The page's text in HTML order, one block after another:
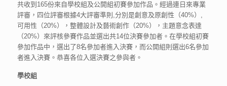
共收到165份來自學校組及公開組初賽參加作品。經過連日來專業
評審，四位評審根據4大評審準則,分別是創意及原創性（40%）,
可用性（20%），整體設計及藝術創作（20%），主題意念表達
（20%）來評核參賽作品並選出共14位決賽參加者。在學校組初賽
參加作品中，選出了8名參加者進入決賽，而公開組則選出6名參加
者進入決賽。恭喜各位入選決賽之參與者。
學校組